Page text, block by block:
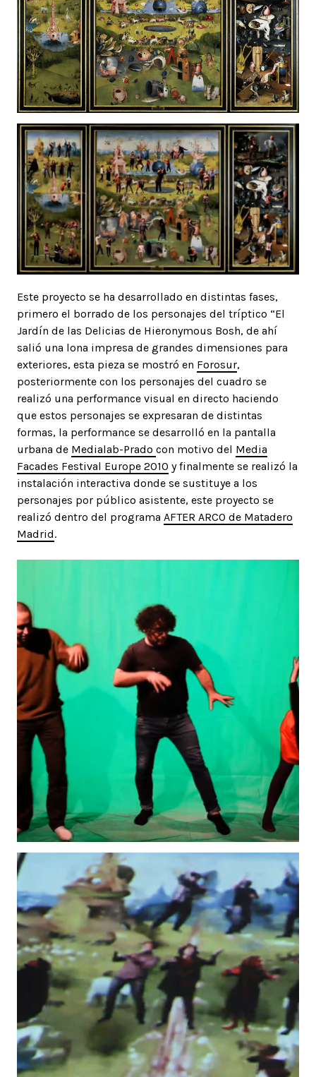
Este proyecto se ha desarrollado en distintas fases,
primero el borrado de los personajes del tríptico “El
Jardín de las Delicias de Hieronymous Bosh, de ahí
salió una lona impresa de grandes dimensiones para
exteriores, esta pieza se mostró en Forosur,
posteriormente con los personajes del cuadro se
realizó una performance visual en directo haciendo
que estos personajes se expresaran de distintas
formas, la performance se desarrolló en la pantalla
urbana de Medialab-Prado con motivo del Media
Facades Festival Europe 2010 y finalmente se realizó la
instalación interactiva donde se sustituye a los
personajes por público asistente, este proyecto se
realizó dentro del programa AFTER ARCO de Matadero
Madrid.